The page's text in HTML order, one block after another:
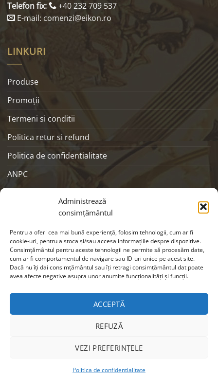
Administrează
consimțământul
Pentru a oferi cea mai bună experiență, folosim tehnologii, cum ar fi
cookie-uri, pentru a stoca și/sau accesa informațiile despre dispozitive.
Consimțământul pentru aceste tehnologii ne permite să procesăm date,
cum ar fi comportamentul de navigare sau ID-uri unice pe acest site.
Dacă nu îți dai consimțământul sau îți retragi consimțământul dat poate
avea afecte negative asupra unor anumite funcționalități și funcții.
ACCEPTĂ
REFUZĂ
VEZI PREFERINȚELE
Politica de confidentialitate
Telefon fix:
+40 232 709 537
E-mail: comenzi@eikon.ro
LINKURI
Produse
Promoţii
Termeni si conditii
Politica retur si refund
Politica de confidentialitate
ANPC
Visa MasterCard
Cash
preferintele cookie